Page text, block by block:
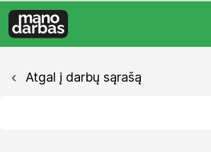
Atgal į darbų sąrašą